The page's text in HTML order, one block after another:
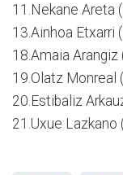
11.Nekane
13.Ainhoa
18.Amaia
19.Olatz
20.Estibaliz
21.Uxue